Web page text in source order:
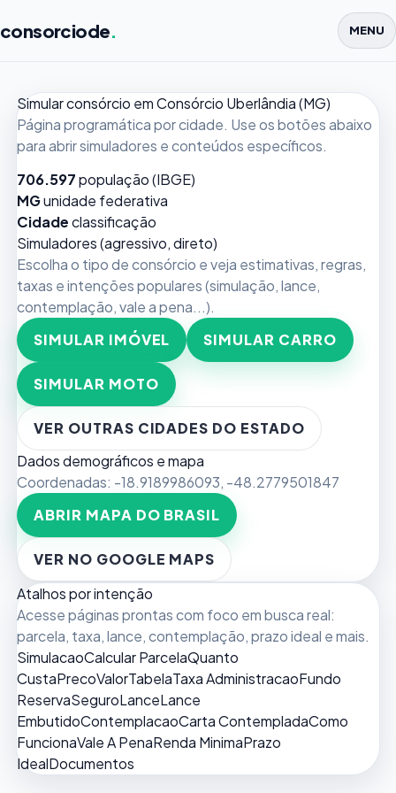
consorciode. MENU
Simular consórcio em Consórcio Uberlândia (MG)
Página programática por cidade. Use os botões abaixo
para abrir simuladores e conteúdos específicos.
706.597população (IBGE)
MGunidade federativa
Cidadeclassificação
Simuladores (agressivo, direto)
Escolha o tipo de consórcio e veja estimativas, regras,
taxas e intenções populares (simulação, lance,
contemplação, vale a pena...).
SIMULAR IMÓVEL
SIMULAR CARRO
SIMULAR MOTO
VER OUTRAS CIDADES DO ESTADO
Dados demográficos e mapa
Coordenadas: -18.9189986093, -48.2779501847
ABRIR MAPA DO BRASIL
VER NO GOOGLE MAPS
Atalhos por intenção
Acesse páginas prontas com foco em busca real:
parcela, taxa, lance, contemplação, prazo ideal e mais.
SimulacaoCalcular ParcelaQuanto
CustaPrecoValorTabelaTaxa AdministracaoFundo
ReservaSeguroLanceLance
EmbutidoContemplacaoCarta ContempladaComo
FuncionaVale A PenaRenda MinimaPrazo
IdealDocumentos